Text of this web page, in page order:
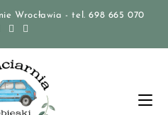
Wrocławia - tel. 698 665 070